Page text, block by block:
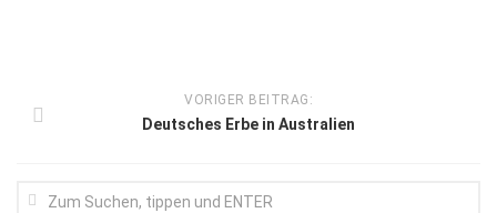
VORIGER BEITRAG:
Deutsches Erbe in Australien